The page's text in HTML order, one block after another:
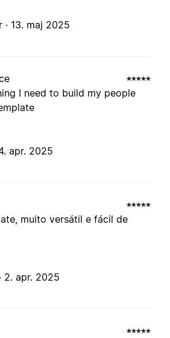
· 13. maj 2025
I need to build my people
apr. 2025
muito versátil e fácil de
2. apr. 2025